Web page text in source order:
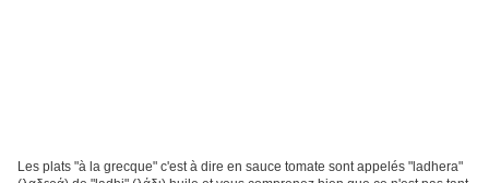
Les plats "à la grecque" c'est à dire en sauce tomate sont appelés "ladhera"